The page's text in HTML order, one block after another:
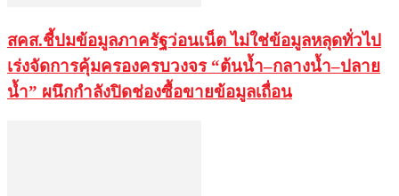
สคส.ชี้ปมข้อมูลภาครัฐว่อนเน็ต ไม่ใช่ข้อมูลหลุดทั่วไป
เร่งจัดการคุ้มครองครบวงจร “ต้นน้ำ–กลางน้ำ–ปลาย
น้ำ” ผนึกกำลังปิดช่องซื้อขายข้อมูลเถื่อน